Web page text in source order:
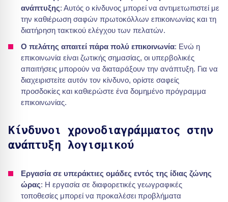
ανάπτυξης: Αυτός ο κίνδυνος μπορεί να αντιμετωπιστεί με
την καθιέρωση σαφών πρωτοκόλλων επικοινωνίας και τη
διατήρηση τακτικού ελέγχου των πελατών.
Ο πελάτης απαιτεί πάρα πολύ επικοινωνία: Ενώ η
επικοινωνία είναι ζωτικής σημασίας, οι υπερβολικές
απαιτήσεις μπορούν να διαταράξουν την ανάπτυξη. Για να
διαχειριστείτε αυτόν τον κίνδυνο, ορίστε σαφείς
προσδοκίες και καθιερώστε ένα δομημένο πρόγραμμα
επικοινωνίας.
Κίνδυνοι χρονοδιαγράμματος στην
ανάπτυξη λογισμικού
Εργασία σε υπεράκτιες ομάδες εντός της ίδιας ζώνης
ώρας: Η εργασία σε διαφορετικές γεωγραφικές
τοποθεσίες μπορεί να προκαλέσει προβλήματα